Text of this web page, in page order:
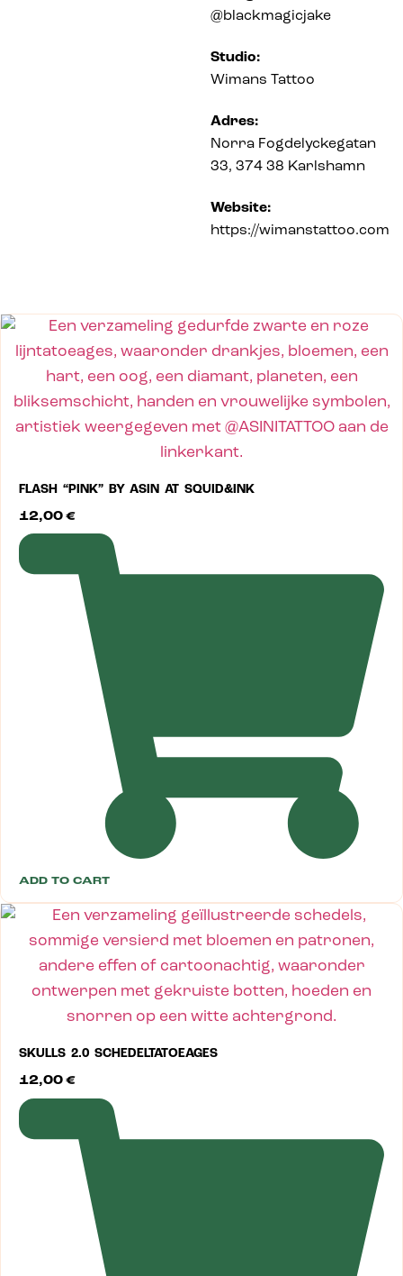
@blackmagicjake
Studio:
Wimans Tattoo
Adres:
Norra Fogdelyckegatan
33, 374 38 Karlshamn
Website:
https://wimanstattoo.com
FLASH “PINK” BY ASIN AT SQUID&INK
12,00 €
ADD TO CART
SKULLS 2.0 SCHEDELTATOEAGES
12,00 €